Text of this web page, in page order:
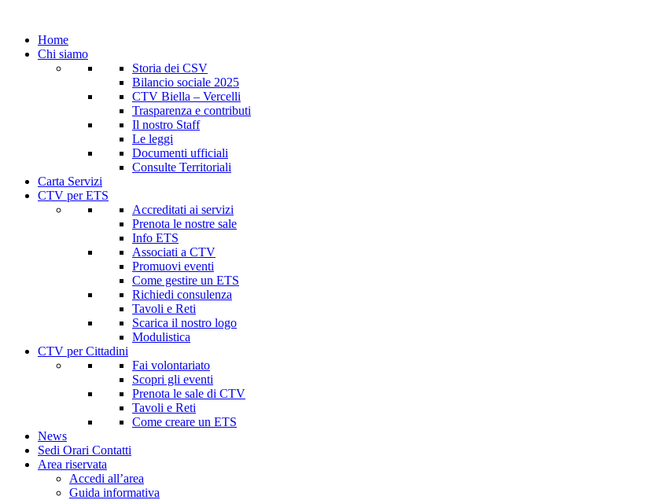
Home
Chi siamo
Storia dei CSV
Bilancio sociale 2025
CTV Biella – Vercelli
Trasparenza e contributi
Il nostro Staff
Le leggi
Documenti ufficiali
Consulte Territoriali
Carta Servizi
CTV per ETS
Accreditati ai servizi
Prenota le nostre sale
Info ETS
Associati a CTV
Promuovi eventi
Come gestire un ETS
Richiedi consulenza
Tavoli e Reti
Scarica il nostro logo
Modulistica
CTV per Cittadini
Fai volontariato
Scopri gli eventi
Prenota le sale di CTV
Tavoli e Reti
Come creare un ETS
News
Sedi Orari Contatti
Area riservata
Accedi all’area
Guida informativa